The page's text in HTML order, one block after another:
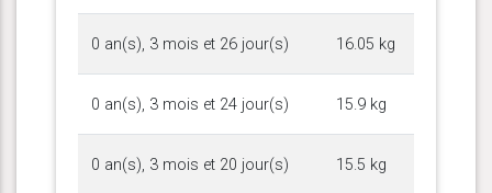
0 an(s), 3 mois et 26 jour(s) 16.05 kg
0 an(s), 3 mois et 24 jour(s) 15.9 kg
0 an(s), 3 mois et 20 jour(s) 15.5 kg